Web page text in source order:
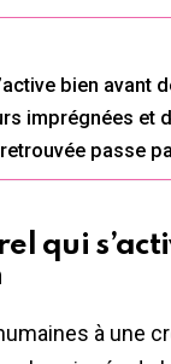
bien avant
imprégnées et
passe
qui
à une